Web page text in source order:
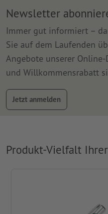
Newsletter
Immer gut informiert –
Sie auf dem Laufenden
Angebote unserer
und Willkommensrabatt
Jetzt anmelden
Produkt-Vielfalt